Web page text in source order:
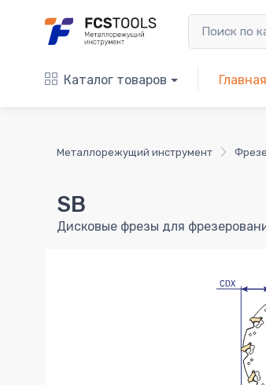
Каталог товаров Главная
Металлорежущий инструмент
SB
Дисковые фрезы для